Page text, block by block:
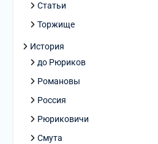
Статьи
Торжище
История
до Рюриков
Романовы
Россия
Рюриковичи
Смута